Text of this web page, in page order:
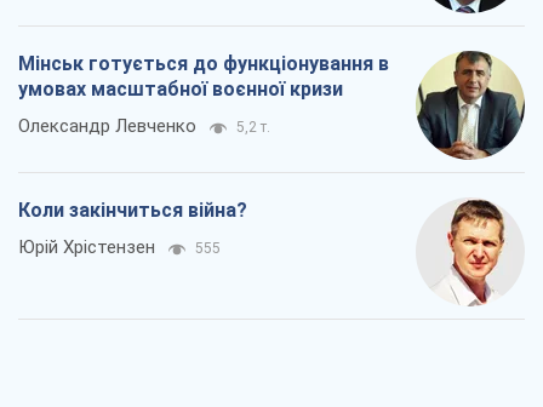
Мінськ готується до функціонування в
умовах масштабної воєнної кризи
Олександр Левченко 5,2 т.
Коли закінчиться війна?
Юрій Хрістензен 555